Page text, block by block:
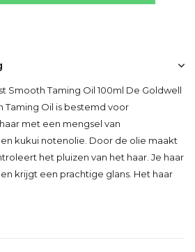
Smooth Taming Oil 100ml De Goldwell
Taming Oil is bestemd voor
met een mengsel van
kukui notenolie. Door de olie maakt
het pluizen van het haar. Je haar
krijgt een prachtige glans. Het haar